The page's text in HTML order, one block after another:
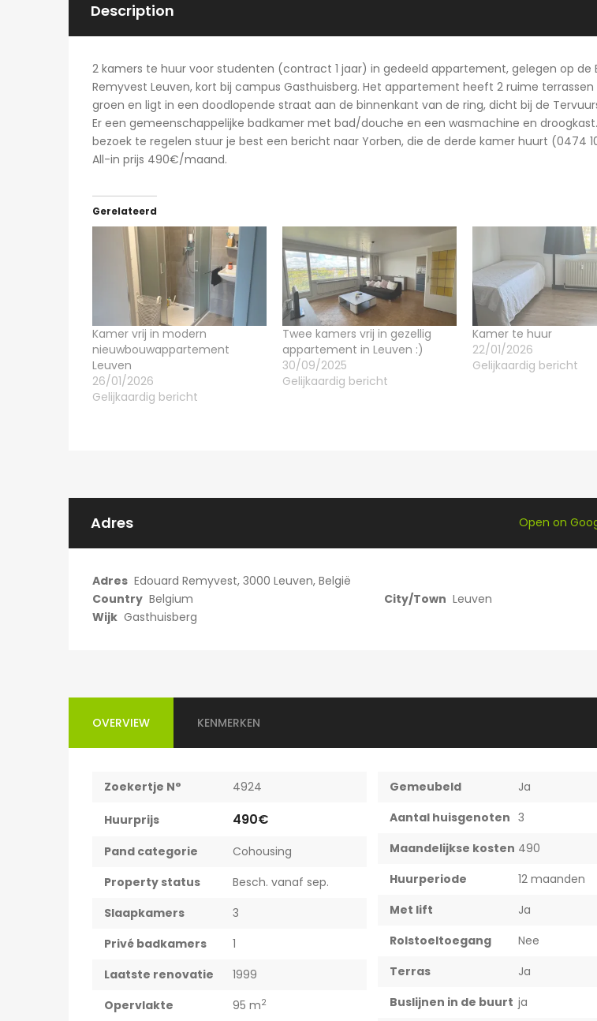
Description
2 kamers te huur voor studenten (contract 1 jaar) in gedeeld appartement, gelegen op de
Remyvest Leuven, kort bij campus Gasthuisberg. Het appartement heeft 2 ruime terrassen
groen en ligt in een doodlopende straat aan de binnenkant van de ring, dicht bij de
Er een gemeenschappelijke badkamer met bad/douche en een wasmachine en
bezoek te regelen stuur je best een bericht naar Yorben, die de derde kamer huurt (0474
All-in prijs 490€/maand.
Gerelateerd
Kamer vrij in modern
nieuwbouwappartement
Leuven
26/01/2026
Gelijkaardig bericht
Twee kamers vrij in gezellig
appartement in Leuven :)
30/09/2025
Gelijkaardig bericht
Kamer te huur
22/01/2026
Gelijkaardig bericht
Adres
Adres Edouard Remyvest, 3000 Leuven, België
Country Belgium City/Town Leuven
Wijk Gasthuisberg
Open on
OVERVIEW KENMERKEN
Zoekertje N° 4924
Huurprijs 490€
Pand categorie
Cohousing
Property status
Besch. vanaf sep.
Slaapkamers
3
Privé badkamers
1
Laatste renovatie
1999
Opervlakte
95 m2
Gemeubeld
Ja
Aantal huisgenoten 3
Maandelijkse kosten 490
Huurperiode
12 maanden
Met lift
Ja
Rolstoeltoegang
Nee
Terras
Ja
Buslijnen in de buurt ja
Prachtige studio met balkon voor 1 student(e)!